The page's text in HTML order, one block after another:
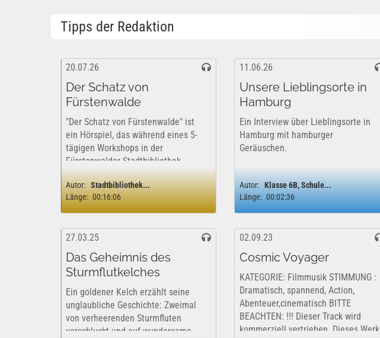
Tipps der Redaktion
20.07.26
Der Schatz von
Fürstenwalde
"Der Schatz von Fürstenwalde" ist
ein Hörspiel, das während eines 5-
tägigen Workshops in der
Fürstenwalder Stadtbibliothek
entstand. Dabei haben sich Kinder
und Jugendliche im Alter von 9 bis
15 Jahren im Juli 2026 eine
Geschichte ausgedacht. Sie
wählten...
Autor: Stadtbibliothek...
Länge: 00:16:06
11.06.26
Unsere Lieblingsorte in
Hamburg
Ein Interview über Lieblingsorte in
Hamburg mit hamburger
Geräuschen.
Autor: Klasse 6B, Schule...
Länge: 00:02:36
27.03.25
Das Geheimnis des
Sturmflutkelches
Ein goldener Kelch erzählt seine
unglaubliche Geschichte: Zweimal
von verheerenden Sturmfluten
verschluckt und auf wundersame
02.09.23
Cosmic Voyager
KATEGORIE: Filmmusik STIMMUNG :
Dramatisch, spannend, Action,
Abenteuer,cinematisch BITTE
BEACHTEN: !!! Dieser Track wird
kommerziell vertrieben. Dieses Werk